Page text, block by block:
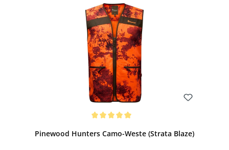
Pinewood Hunters Camo-Weste (Strata Blaze)